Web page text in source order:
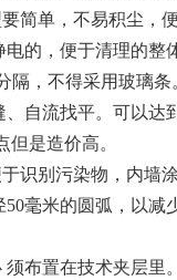
简单，不易积尘，
，便于清理的整
隔，不得采用玻璃
自流找平。可以达
是造价高。
识别污染物，内墙
毫米的圆弧，以
置在技术夹层里